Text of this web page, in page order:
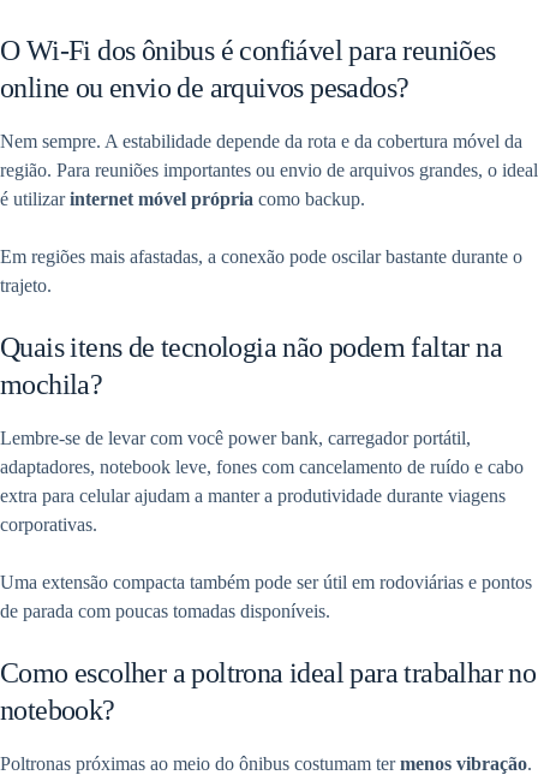
O Wi-Fi dos ônibus é confiável para reuniões
online ou envio de arquivos pesados?
Nem sempre. A estabilidade depende da rota e da cobertura móvel da
região. Para reuniões importantes ou envio de arquivos grandes, o ideal
é utilizarinternet móvel própria como backup.
Em regiões mais afastadas, a conexão pode oscilar bastante durante o
trajeto.
Quais itens de tecnologia não podem faltar na
mochila?
Lembre-se de levar com você power bank, carregador portátil,
adaptadores, notebook leve, fones com cancelamento de ruído e cabo
extra para celular ajudam a manter a produtividade durante viagens
corporativas.
Uma extensão compacta também pode ser útil em rodoviárias e pontos
de parada com poucas tomadas disponíveis.
Como escolher a poltrona ideal para trabalhar no
notebook?
Poltronas próximas ao meio do ônibus costumam termenos vibração.